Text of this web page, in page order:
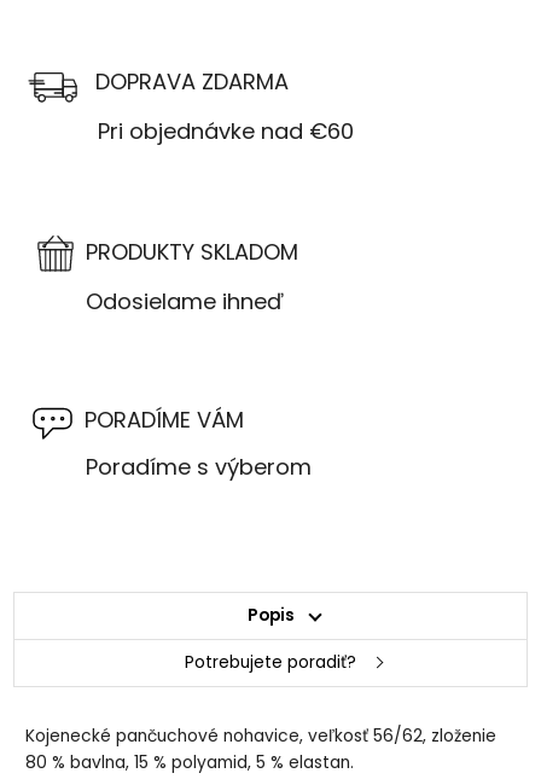
DOPRAVA ZDARMA
Pri objednávke nad €60
PRODUKTY SKLADOM
Odosielame ihneď
PORADÍME VÁM
Poradíme s výberom
Popis
Potrebujete poradiť?
Kojenecké pančuchové nohavice, veľkosť 56/62, zloženie
80 % bavlna, 15 % polyamid, 5 % elastan.